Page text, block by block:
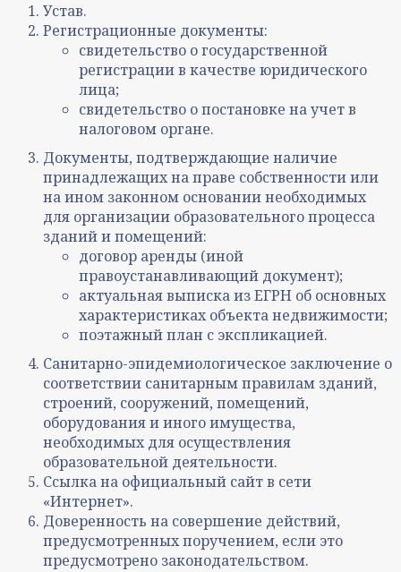
Устав.
Регистрационные документы:
свидетельство о государственной
регистрации в качестве юридического
лица;
свидетельство о постановке на учет в
налоговом органе.
Документы, подтверждающие наличие
принадлежащих на праве собственности или
на ином законном основании необходимых
для организации образовательного процесса
зданий и помещений:
договор аренды (иной
правоустанавливающий документ);
актуальная выписка из ЕГРН об основных
характеристиках объекта недвижимости;
поэтажный план с экспликацией.
Санитарно-эпидемиологическое заключение о
соответствии санитарным правилам зданий,
строений, сооружений, помещений,
оборудования и иного имущества,
необходимых для осуществления
образовательной деятельности.
Ссылка на официальный сайт в сети
«Интернет».
Доверенность на совершение действий,
предусмотренных поручением, если это
предусмотрено законодательством.